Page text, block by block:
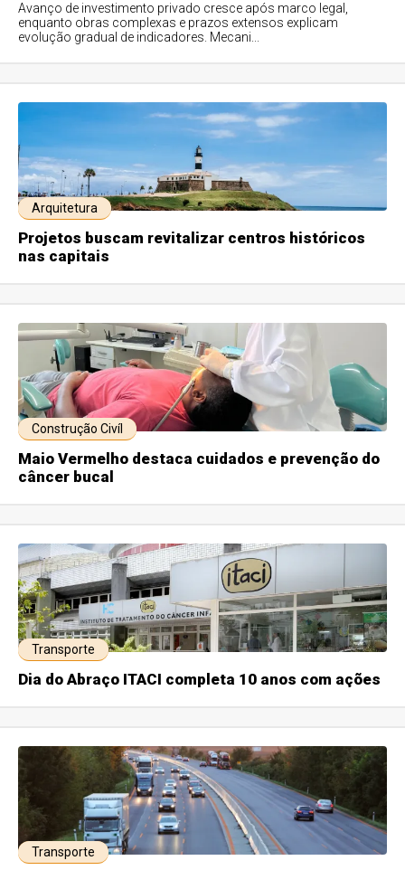
Avanço de investimento privado cresce após marco legal,
enquanto obras complexas e prazos extensos explicam
evolução gradual de indicadores. Mecani...
Arquitetura
Projetos buscam revitalizar centros históricos
nas capitais
Construção Civíl
Maio Vermelho destaca cuidados e prevenção do
câncer bucal
Transporte
Dia do Abraço ITACI completa 10 anos com ações
Transporte